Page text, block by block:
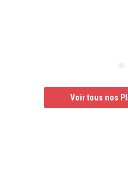
Voir tous nos